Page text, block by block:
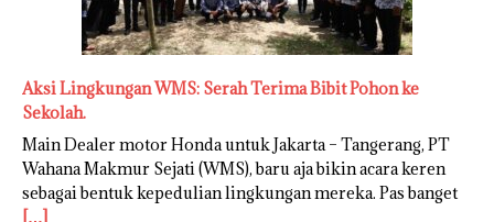
Aksi Lingkungan WMS: Serah Terima Bibit Pohon ke
Sekolah.
Main Dealer motor Honda untuk Jakarta – Tangerang, PT
Wahana Makmur Sejati (WMS), baru aja bikin acara keren
sebagai bentuk kepedulian lingkungan mereka. Pas banget
[…]